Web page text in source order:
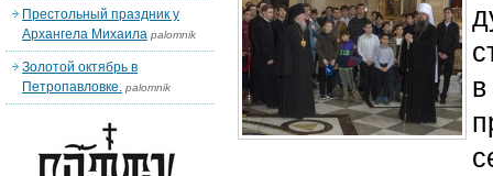
Престольный праздник у
Архангела Михаила palomnik
Золотой октябрь в
Петропавловке. palomnik